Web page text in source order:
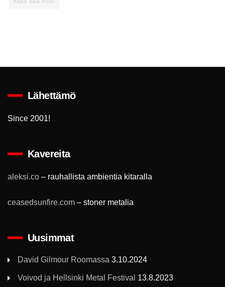
Allas Sea Pool
Lähettämö
Since 2001!
Kavereita
aleksi.co – rauhallista ambientia kitaralla
ceasedsunfire.com – stoner metalia
Uusimmat
David Gilmour Roomassa 3.10.2024
Voivod ja Hellsinki Metal Festival 13.8.2023